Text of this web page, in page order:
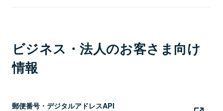
ビジネス・法人のお客さま向け
情報
郵便番号・デジタルアドレスAPI